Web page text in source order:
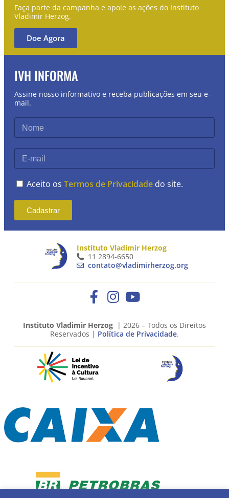
Faça parte da campanha e apoie as ações do Instituto
Vladimir Herzog.
Doe Agora
IVH INFORMA
Assine nosso informativo e receba publicações em seu e-
mail.
Aceito os Termos de Privacidade do site.
Cadastrar
Instituto Vladimir Herzog
11 2894-6650
contato@vladimirherzog.org
Instituto Vladimir Herzog | 2026 – Todos os Direitos
Reservados | Política de Privacidade.